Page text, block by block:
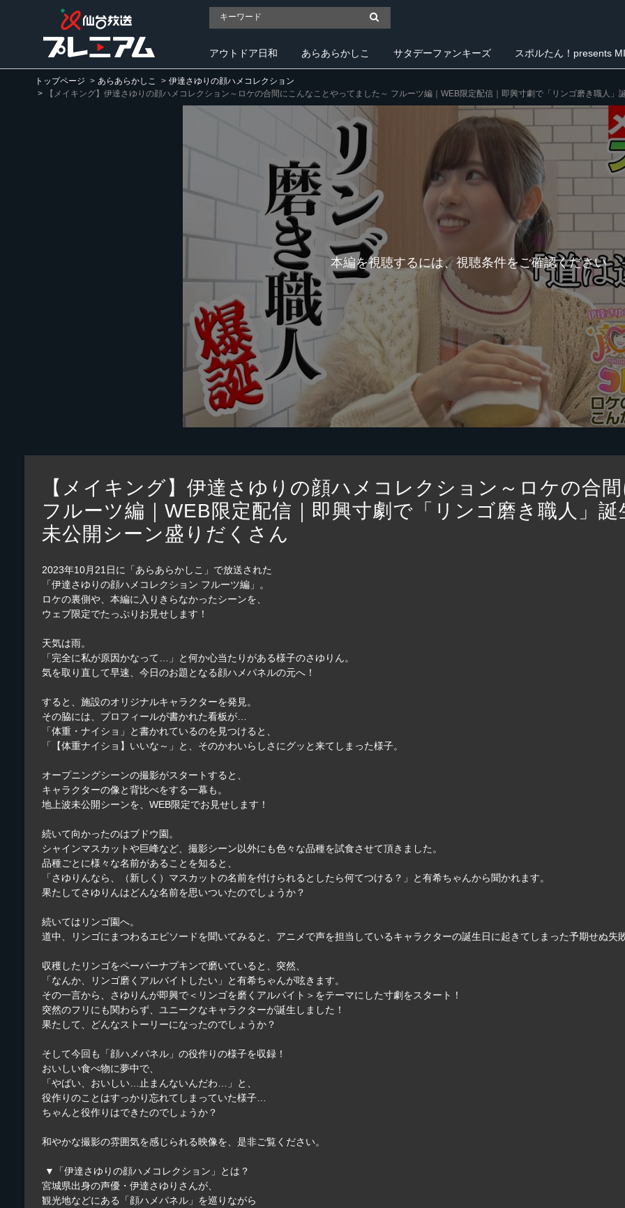
アウトドア日和 あらあらかしこ サタデーファンキーズ スポルたん！presents
トップページ あらあらかしこ
伊達さゆりの顔ハメコレクション
【メイキング】伊達さゆりの顔ハメコレクション～ロケの合間にこんなことやってました～ フルーツ編｜WEB限定配信｜即興寸劇で「リンゴ磨き職人
本編を視聴するには、視聴条件をご確認ください
【メイキング】伊達さゆりの顔ハメコレクション～ロケの合
フルーツ編｜WEB限定配信｜即興寸劇で「リンゴ磨き職人」
未公開シーン盛りだくさん
2023年10月21日に「あらあらかしこ」で放送された
「伊達さゆりの顔ハメコレクション フルーツ編」。
ロケの裏側や、本編に入りきらなかったシーンを、
ウェブ限定でたっぷりお見せします！
天気は雨。
「完全に私が原因かなって…」と何か心当たりがある様子のさゆりん。
気を取り直して早速、今日のお題となる顔ハメパネルの元へ！
すると、施設のオリジナルキャラクターを発見。
その脇には、プロフィールが書かれた看板が…
「体重・ナイショ」と書かれているのを見つけると、
「【体重ナイショ】いいな～」と、そのかわいらしさにグッと来てしまった様子。
オープニングシーンの撮影がスタートすると、
キャラクターの像と背比べをする一幕も。
地上波未公開シーンを、WEB限定でお見せします！
続いて向かったのはブドウ園。
シャインマスカットや巨峰など、撮影シーン以外にも色々な品種を試食させて頂きました。
品種ごとに様々な名前があることを知ると、
「さゆりんなら、（新しく）マスカットの名前を付けられるとしたら何てつける？」と有希ちゃんから聞かれます。
果たしてさゆりんはどんな名前を思いついたのでしょうか？
続いてはリンゴ園へ。
道中、リンゴにまつわるエピソードを聞いてみると、アニメで声を担当しているキャラクターの誕生日に起きてしまった予期せぬ失
収穫したリンゴをペーパーナプキンで磨いていると、突然、
「なんか、リンゴ磨くアルバイトしたい」と有希ちゃんが呟きます。
その一言から、さゆりんが即興で＜リンゴを磨くアルバイト＞をテーマにした寸劇をスタート！
突然のフリにも関わらず、ユニークなキャラクターが誕生しました！
果たして、どんなストーリーになったのでしょうか？
そして今回も「顔ハメパネル」の役作りの様子を収録！
おいしい食べ物に夢中で、
「やばい、おいしい…止まんないんだわ…」と、
役作りのことはすっかり忘れてしまっていた様子…
ちゃんと役作りはできたのでしょうか？
和やかな撮影の雰囲気を感じられる映像を、是非ご覧ください。
▼「伊達さゆりの顔ハメコレクション」とは？
宮城県出身の声優・伊達さゆりさんが、
観光地などにある「顔ハメパネル」を巡りながら